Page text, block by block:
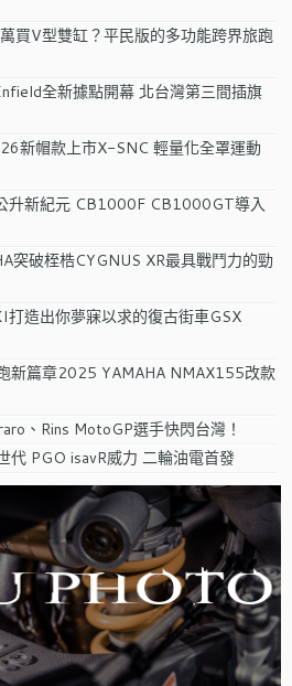
買V型雙缸？平民版的多功能跨界旅跑
全新據點開幕 北台灣第三間插旗
新帽款上市X-SNC 輕量化全罩運動
升新紀元 CB1000F CB1000GT導入
突破桎梏CYGNUS XR最具戰鬥力的勁
打造出你夢寐以求的復古街車GSX
新篇章2025 YAMAHA NMAX155改款
、Rins MotoGP選手快閃台灣！
代 PGO isavR威力 二輪油電首發